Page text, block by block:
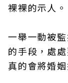
裸裸的示人。
一舉一動被
的手段，處
真的會將婚